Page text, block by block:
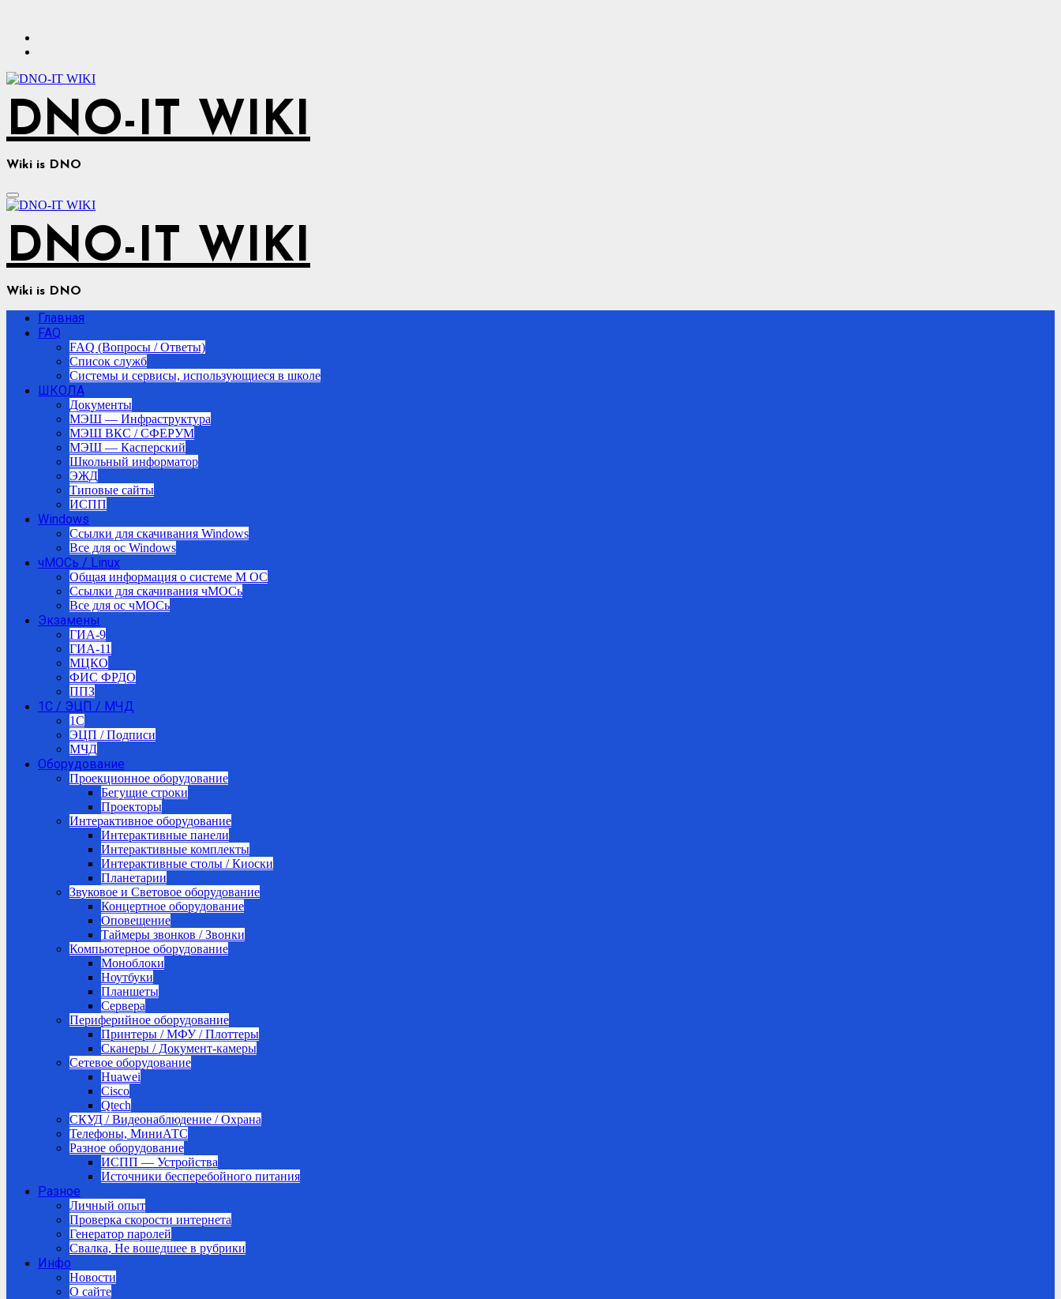
содержимому
DNO-IT WIKI
Wiki is DNO
DNO-IT WIKI
Wiki is DNO
Главная
FAQ
FAQ (Вопросы / Ответы)
Список служб
Системы и сервисы, использующиеся в школе
ШКОЛА
Документы
МЭШ — Инфраструктура
МЭШ ВКС / СФЕРУМ
МЭШ — Касперский
Школьный информатор
ЭЖД
Типовые сайты
ИСПП
Windows
Ссылки для скачивания Windows
Все для ос Windows
чМОСь / Linux
Общая информация о системе М ОС
Ссылки для скачивания чМОСь
Все для ос чМОСь
Экзамены
ГИА-9
ГИА-11
МЦКО
ФИС ФРДО
ППЗ
1С / ЭЦП / МЧД
1C
ЭЦП / Подписи
МЧД
Оборудование
Проекционное оборудование
Бегущие строки
Проекторы
Интерактивное оборудование
Интерактивные панели
Интерактивные комплекты
Интерактивные столы / Киоски
Планетарии
Звуковое и Световое оборудование
Концертное оборудование
Оповещение
Таймеры звонков / Звонки
Компьютерное оборудование
Моноблоки
Ноутбуки
Планшеты
Сервера
Периферийное оборудование
Принтеры / МФУ / Плоттеры
Сканеры / Документ-камеры
Сетевое оборудование
Huawei
Cisco
Qtech
СКУД / Видеонаблюдение / Охрана
Телефоны, МиниАТС
Разное оборудование
ИСПП — Устройства
Источники бесперебойного питания
Разное
Личный опыт
Проверка скорости интернета
Генератор паролей
Свалка, Не вошедшее в рубрики
Инфо
Новости
О сайте